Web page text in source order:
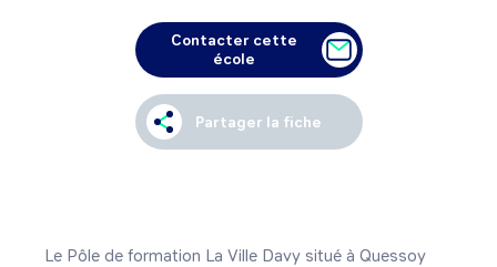
Contacter cette
école
Partager la fiche
Le Pôle de formation La Ville Davy situé à Quessoy